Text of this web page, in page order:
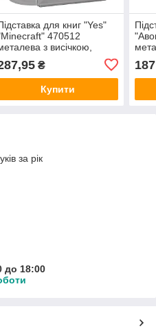
для книг "Yes"
470512
з висічкою,
₴
Купити
за рік
до 18:00